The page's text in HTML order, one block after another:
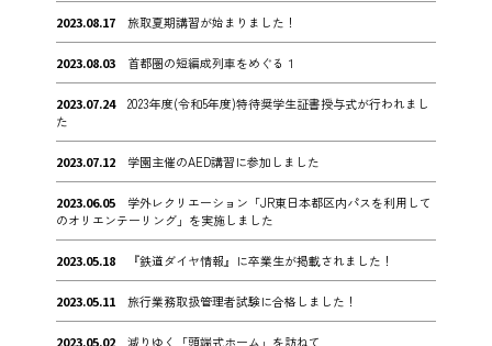
2023.08.17 旅取夏期講習が始まりました！
2023.08.03 首都圏の短編成列車をめぐる１
2023.07.24
2023年度(令和5年度)特待奨学生証書授与式が行われまし
た
2023.07.12 学園主催のAED講習に参加しました
2023.06.05
学外レクリエーション「JR東日本都区内パスを利用して
のオリエンテーリング」を実施しました
2023.05.18 『鉄道ダイヤ情報』に卒業生が掲載されました！
2023.05.11 旅行業務取扱管理者試験に合格しました！
2023.05.02 減りゆく「頭端式ホーム」を訪ねて